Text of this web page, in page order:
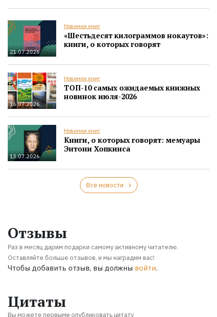
21.07.2026
Новинки книг
«Шестьдесят килограммов нокаутов»:
книги, о которых говорят
16.07.2026
Новинки книг
ТОП-10 самых ожидаемых книжных
новинок июля-2026
13.07.2026
Новинки книг
Книги, о которых говорят: мемуары
Энтони Хопкинса
Все новости
Отзывы
Раз в месяц дарим подарки самому активному читателю.
Оставляйте больше отзывов, и мы наградим вас!
Чтобы добавить отзыв, вы должны войти.
Цитаты
Вы можете первыми опубликовать цитату